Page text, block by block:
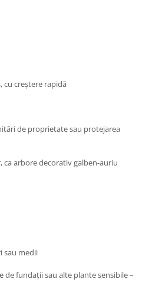
cu creștere rapidă
de proprietate sau protejarea
ca arbore decorativ galben-auriu
sau medii
de fundații sau alte plante sensibile –